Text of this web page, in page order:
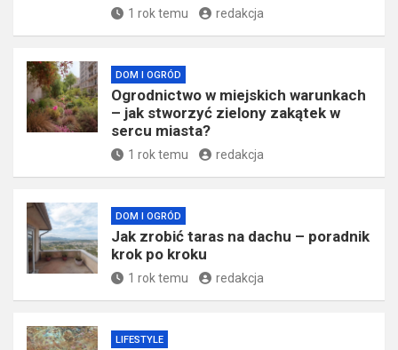
1 rok temu redakcja
DOM I OGRÓD
Ogrodnictwo w miejskich warunkach
– jak stworzyć zielony zakątek w
sercu miasta?
1 rok temu redakcja
DOM I OGRÓD
Jak zrobić taras na dachu – poradnik
krok po kroku
1 rok temu redakcja
LIFESTYLE